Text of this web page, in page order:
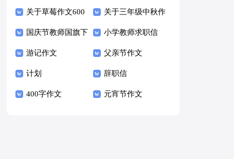
方案（通用7篇）
关于草莓作文600
字九篇
关于三年级中秋作
文六篇
国庆节教师国旗下
讲话稿500字（通
用6篇）
小学教师求职信
(15篇)
游记作文 父亲节作文
计划 辞职信
400字作文 元宵节作文